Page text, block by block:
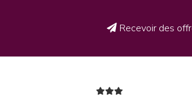
Recevoir des